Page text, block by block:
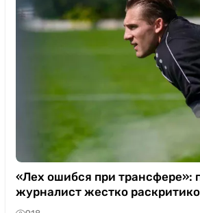
«Лех ошибся при трансфере»:
журналист жестко